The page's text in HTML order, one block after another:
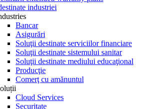
industriei
Bancar
Asigurări
Soluţii destinate serviciilor financiare
Soluţii destinate sistemului sanitar
Soluţii destinate mediului educaţional
Producţie
Comerţ cu amănuntul
Cloud Services
Securitate